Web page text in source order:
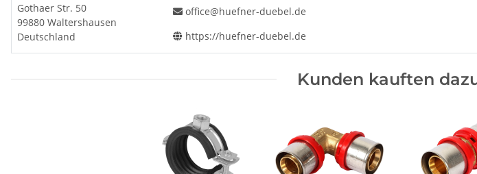
Gothaer Str. 50
99880 Waltershausen
Deutschland
office@huefner-duebel.de
https://huefner-duebel.de
Kunden kauften